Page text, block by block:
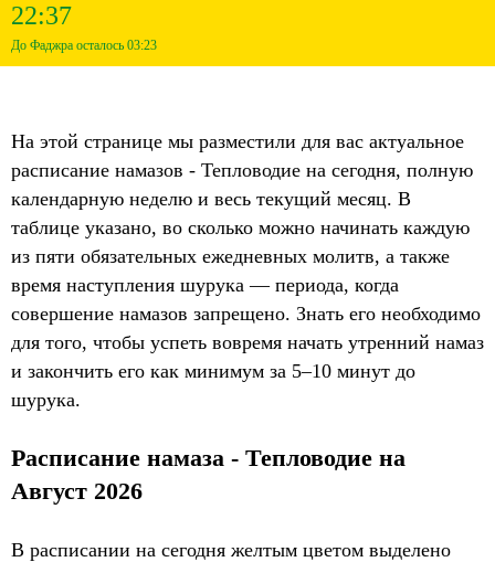
22:37
До Фаджра осталось 03:23
На этой странице мы разместили для вас актуальное
расписание намазов - Тепловодие на сегодня, полную
календарную неделю и весь текущий месяц. В
таблице указано, во сколько можно начинать каждую
из пяти обязательных ежедневных молитв, а также
время наступления шурука — периода, когда
совершение намазов запрещено. Знать его необходимо
для того, чтобы успеть вовремя начать утренний намаз
и закончить его как минимум за 5–10 минут до
шурука.
Расписание намаза - Тепловодие на
Август 2026
В расписании на сегодня желтым цветом выделено